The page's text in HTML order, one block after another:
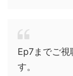
Ep7までご視
す。